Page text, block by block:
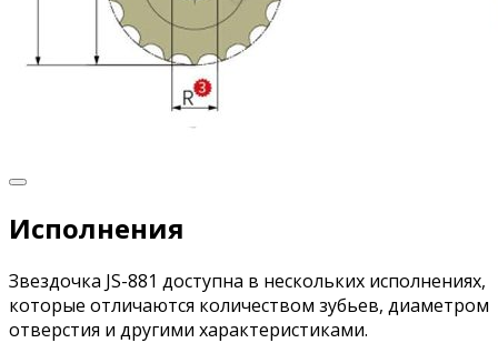
Исполнения
Звездочка JS-881 доступна в нескольких исполнениях,
которые отличаются количеством зубьев, диаметром
отверстия и другими характеристиками.